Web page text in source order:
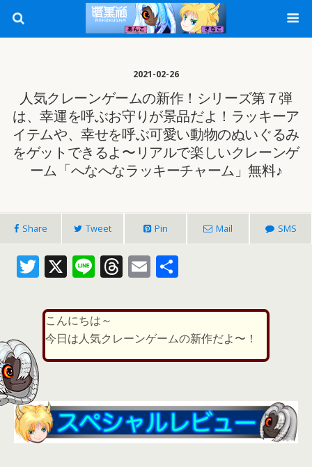
2021-02-26
人気クレーンゲームの新作！シリーズ第７弾
は、幸運を呼ぶお守りが景品だよ！ラッキーア
イテムや、幸せを呼ぶ可愛い動物のぬいぐるみ
をゲットできるよ〜リアルで楽しいクレーンゲ
ーム「へなへなラッキーチャー‪ム‬」無料♪
Share Tweet Pin Mail SMS
T
itt
er
X Li
e
T
re
a
d
E
ai
l
こんにちは～
今日は人気クレーンゲームの新作だよ〜！